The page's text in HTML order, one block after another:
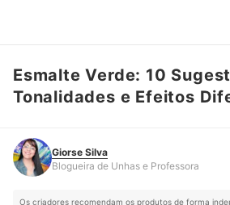
Giorse Silva
Blogueira de Unhas e Professora
Esmalte Verde: 10
Tonalidades e Efeitos
Giorse Silva
Blogueira de Unhas e Professora
Os criadores recomendam os produtos de forma